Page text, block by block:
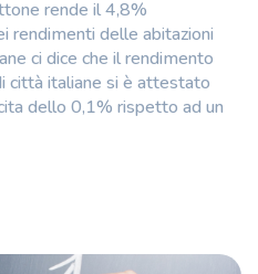
rende il 4,8%
rendimenti delle abitazioni
ci dice che il rendimento
città italiane si è attestato
dello 0,1% rispetto ad un